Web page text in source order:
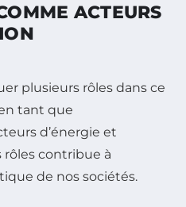
ACTEURS
plusieurs rôles dans ce
tant que
d’énergie et
rôles contribue à
de nos sociétés.